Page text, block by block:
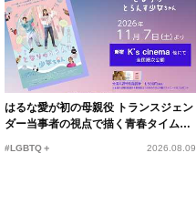
はるな愛が初の母親役 トランスジェン
ダー当事者の視点で描く青春タイムス
#LGBTQ＋ 2026.08.09